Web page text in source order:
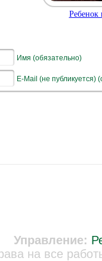
Ребенок
Имя (обязательно)
E-Mail (не публикуется)
Управление:
на все